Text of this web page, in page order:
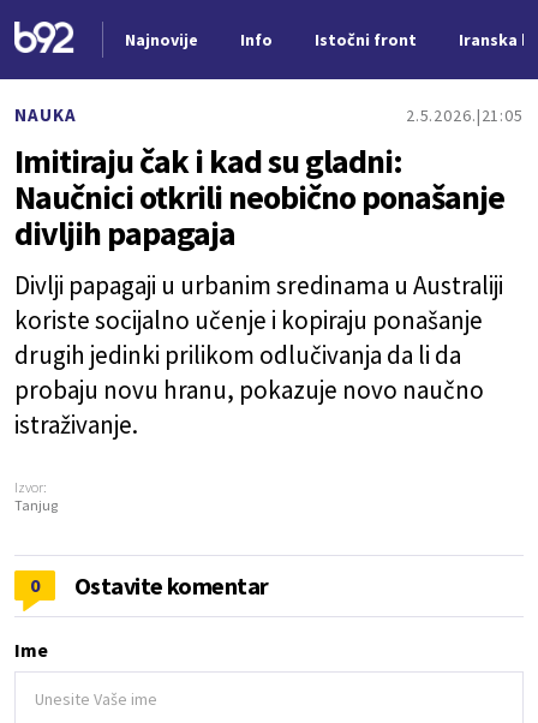
Najnovije Info Istočni front Iranska
NAUKA 2.5.2026. 21:05
Imitiraju čak i kad su gladni:
Naučnici otkrili neobično ponašanje
divljih papagaja
Divlji papagaji u urbanim sredinama u Australiji
koriste socijalno učenje i kopiraju ponašanje
drugih jedinki prilikom odlučivanja da li da
probaju novu hranu, pokazuje novo naučno
istraživanje.
Izvor:
Tanjug
0 Ostavite komentar
Ime